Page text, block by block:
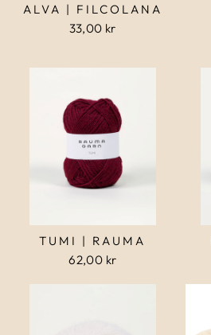
ALVA | FILCOLANA
33,00 kr
TUMI | RAUMA
62,00 kr